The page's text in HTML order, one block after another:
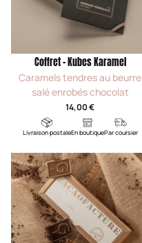
Coffret - Kubes Karamel
Caramels tendres au beurre
salé enrobés chocolat
14,00 €
Livraison postaleEn boutiquePar coursier